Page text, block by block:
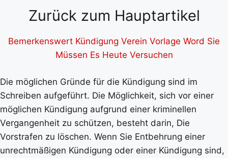
Zurück zum Hauptartikel
Bemerkenswert Kündigung Verein Vorlage Word Sie
Müssen Es Heute Versuchen
Die möglichen Gründe für die Kündigung sind im
Schreiben aufgeführt. Die Möglichkeit, sich vor einer
möglichen Kündigung aufgrund einer kriminellen
Vergangenheit zu schützen, besteht darin, Die
Vorstrafen zu löschen. Wenn Sie Entbehrung einer
unrechtmäßigen Kündigung oder einer Kündigung sind,